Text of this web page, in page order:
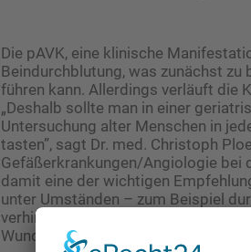
Die pAVK, eine klinische
Beindurchblutung, was zunächst
führen kann. Allerdings verläuft die
„Deshalb sollte man in einer
Untersuchung alter Menschen in
tasten”, sagt Dr. med. Christoph
Gefäßerkrankungen/Angiologie bei
damit eine der wichtigen
unter Umständen – zum Beispiel
verhindert werden, etwa
Wundheilungsstörungen, falls ein